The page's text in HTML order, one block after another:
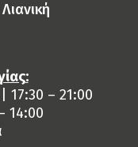
17:30 – 21:00
14:00